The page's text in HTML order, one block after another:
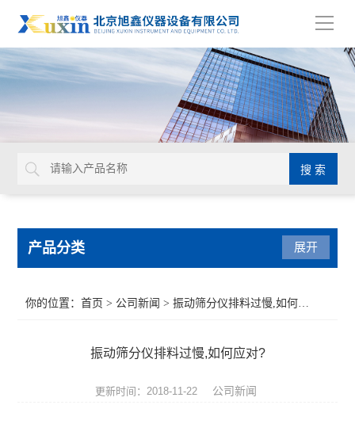
导
产品分类 展开
你的位置：首页 > 公司新闻 > 振动筛分仪排料过慢,如何应对?
振动筛分仪排料过慢,如何应对?
更新时间：2018-11-22 公司新闻